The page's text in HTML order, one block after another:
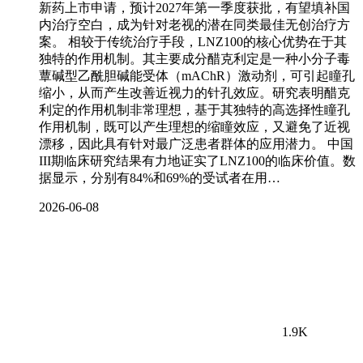
新药上市申请，预计2027年第一季度获批，有望填补国
内治疗空白，成为针对老视的潜在同类最佳无创治疗方
案。 相较于传统治疗手段，LNZ100的核心优势在于其
独特的作用机制。其主要成分醋克利定是一种小分子毒
蕈碱型乙酰胆碱能受体（mAChR）激动剂，可引起瞳孔
缩小，从而产生改善近视力的针孔效应。研究表明醋克
利定的作用机制非常理想，基于其独特的高选择性瞳孔
作用机制，既可以产生理想的缩瞳效应，又避免了近视
漂移，因此具有针对最广泛患者群体的应用潜力。 中国
III期临床研究结果有力地证实了LNZ100的临床价值。数
据显示，分别有84%和69%的受试者在用…
2026-06-08
1.9K